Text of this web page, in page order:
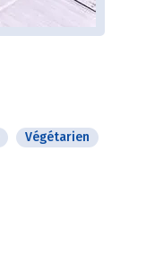
Végétarien